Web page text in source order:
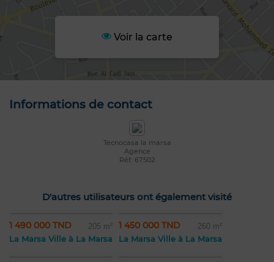
Voir la carte
Informations de contact
Tecnocasa la marsa
Agence
Réf: 67502
D'autres utilisateurs ont également visité
1 490 000 TND 205 m²
La Marsa Ville à La Marsa
1 450 000 TND 260 m²
La Marsa Ville à La Marsa